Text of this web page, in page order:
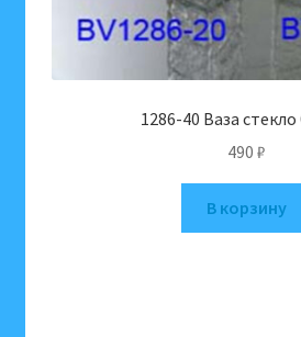
1286-40 Ваза стекло
490 ₽
В корзину